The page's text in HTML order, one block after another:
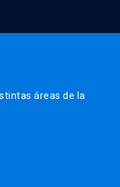
áreas de la